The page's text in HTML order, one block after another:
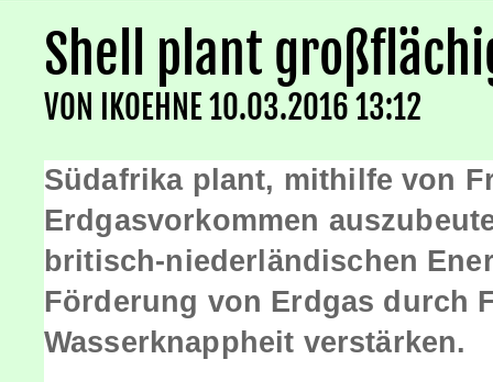
Shell plant
VON IKOEHNE10.03.2016 13:12
Südafrika plant, mithilfe von
Erdgasvorkommen
britisch-niederländischen
Förderung von Erdgas durch
Wasserknappheit verstärken.